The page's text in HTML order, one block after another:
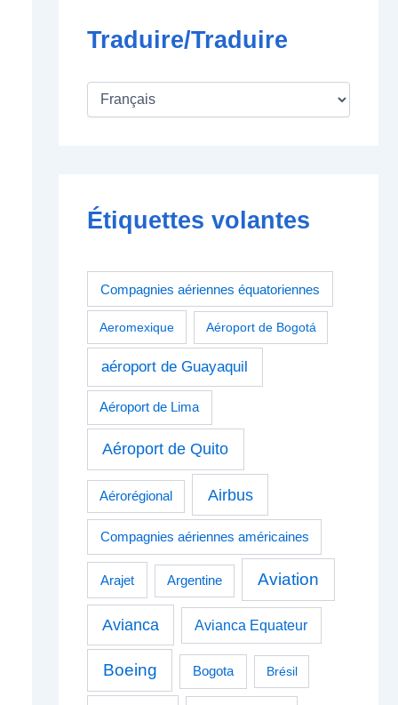
Traduire/Traduire
Étiquettes volantes
Compagnies aériennes équatoriennes
Aeromexique Aéroport de Bogotá
aéroport de Guayaquil
Aéroport de Lima
Aéroport de Quito
Aérorégional Airbus
Compagnies aériennes américaines
Arajet Argentine Aviation
Avianca Avianca Equateur
Boeing Bogota Brésil